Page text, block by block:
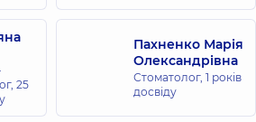
25
Пахненко Марія
Олександрівна
Стоматолог, 1 років
досвіду